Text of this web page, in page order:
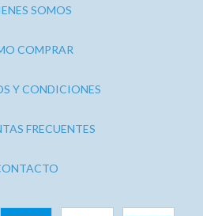
SOMOS
COMPRAR
Y CONDICIONES
FRECUENTES